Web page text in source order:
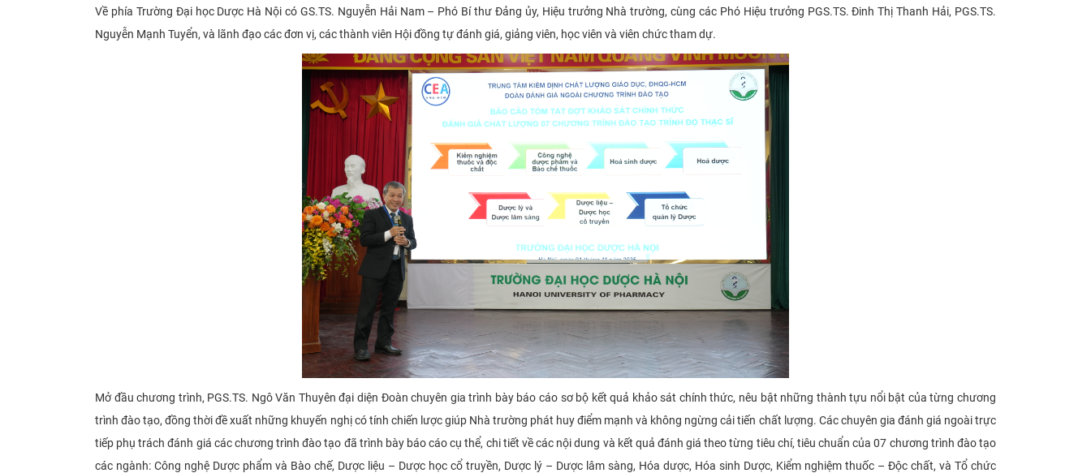
Về phía Trường Đại học Dược Hà Nội có GS.TS. Nguyễn Hải Nam – Phó Bí thư Đảng ủy, Hiệu trưởng Nhà trường, cùng các Phó Hiệu trưởng PGS.TS. Đinh Thị Thanh Hải, PGS.TS.
Nguyễn Mạnh Tuyển, và lãnh đạo các đơn vị, các thành viên Hội đồng tự đánh giá, giảng viên, học viên và viên chức tham dự.
Mở đầu chương trình, PGS.TS. Ngô Văn Thuyên đại diện Đoàn chuyên gia trình bày báo cáo sơ bộ kết quả khảo sát chính thức, nêu bật những thành tựu nổi bật của từng chương
trình đào tạo, đồng thời đề xuất những khuyến nghị có tính chiến lược giúp Nhà trường phát huy điểm mạnh và không ngừng cải tiến chất lượng. Các chuyên gia đánh giá ngoài trực
tiếp phụ trách đánh giá các chương trình đào tạo đã trình bày báo cáo cụ thể, chi tiết về các nội dung và kết quả đánh giá theo từng tiêu chí, tiêu chuẩn của 07 chương trình đào tạo
các ngành: Công nghệ Dược phẩm và Bào chế, Dược liệu – Dược học cổ truyền, Dược lý – Dược lâm sàng, Hóa dược, Hóa sinh Dược, Kiểm nghiệm thuốc – Độc chất, và Tổ chức